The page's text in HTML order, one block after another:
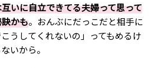
いに自立できてる夫婦って思って
かも。おんぶにだっこだと相手に
うしてくれないの」ってもめるけ
いから。